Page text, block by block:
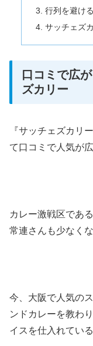
行列を避け
サッチェズ
口コミで広
ズカリー
『サッチェズカリ
て口コミで人気が
カレー激戦区であ
常連さんも少なく
今、大阪で人気の
ンドカレーを教わ
イスを仕入れてい